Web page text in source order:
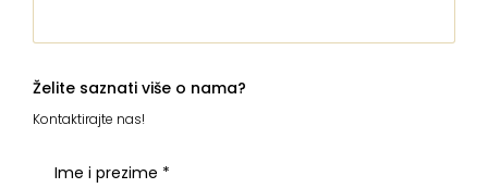
Želite saznati više o nama?
Kontaktirajte nas!
Ime i prezime *